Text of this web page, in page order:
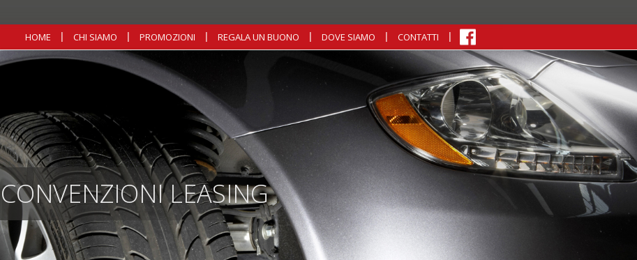
HOME CHI SIAMO PROMOZIONI REGALA UN BUONO DOVE SIAMO CONTATTI
CONVENZIONI LEASING